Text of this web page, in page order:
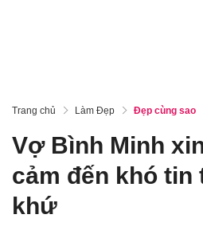
Trang chủ Làm Đẹp Đẹp cùng sao
Vợ Bình Minh
cảm đến khó tin
khứ